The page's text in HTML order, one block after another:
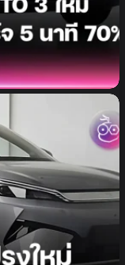
จีน ตัวถังใหญ่
ลื่อนล้อหลัง